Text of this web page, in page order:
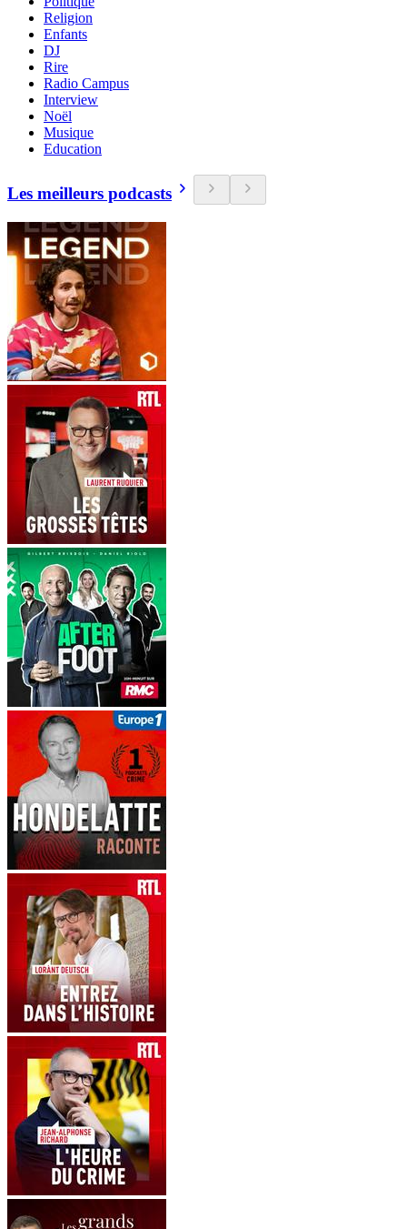
Religion
Enfants
DJ
Rire
Radio Campus
Interview
Noël
Musique
Education
Les meilleurs podcasts